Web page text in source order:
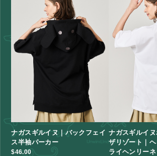
ナガスギルイヌ｜バックフェイ
ス半袖パーカー
$‌46.00
ナガスギルイ
ザリゾート｜
ライヘンリー